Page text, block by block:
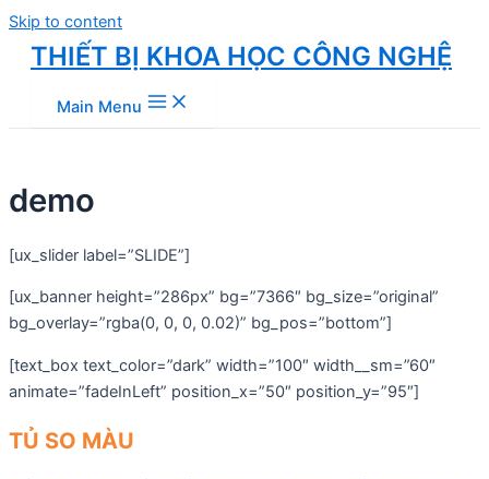
Skip to content
THIẾT BỊ KHOA HỌC CÔNG NGHỆ
Main Menu
demo
[ux_slider label=”SLIDE”]
[ux_banner height=”286px” bg=”7366″ bg_size=”original”
bg_overlay=”rgba(0, 0, 0, 0.02)” bg_pos=”bottom”]
[text_box text_color=”dark” width=”100″ width__sm=”60″
animate=”fadeInLeft” position_x=”50″ position_y=”95″]
TỦ SO MÀU